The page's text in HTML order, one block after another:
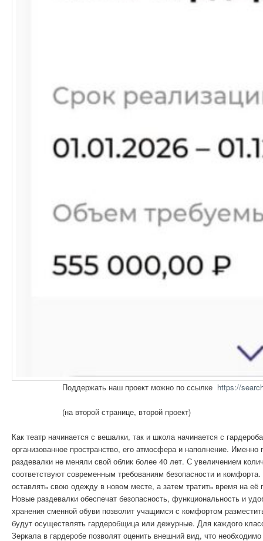
Поддержать наш проект можно по ссылке https://
(на второй странице, второй проект)
Как театр начинается с вешалки, так и школа начинается с
организованное пространство, его атмосфера и наполнение.
раздевалки не меняли свой облик более 40 лет. С увеличением
соответствуют современным требованиям безопасности и
оставлять свою одежду в новом месте, а затем тратить время на
Новые раздевалки обеспечат безопасность, функциональность и
хранения сменной обуви позволит учащимся с комфортом
будут осуществлять гардеробщица или дежурные. Для каждого
Зеркала в гардеробе позволят оценить внешний вид, что